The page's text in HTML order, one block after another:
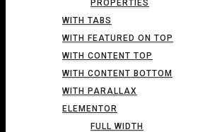
PROPERTIES
WITH TABS
WITH FEATURED ON TOP
WITH CONTENT TOP
WITH CONTENT BOTTOM
WITH PARALLAX
ELEMENTOR
FULL WIDTH